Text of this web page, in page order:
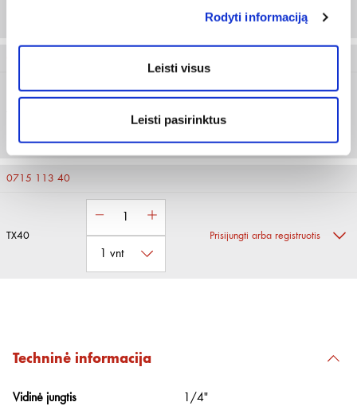
Rodyti informaciją
Leisti visus
Leisti pasirinktusPrisijungti arba registruotis
0715 113 40
TX40 Prisijungti arba registruotis
Techninė informacija
Vidinė jungtis 1/4"